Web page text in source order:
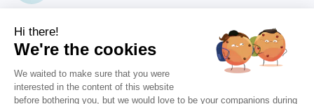
Magdalena DEVILLERS
Hi there!
We're the cookies
We waited to make sure that you were
interested in the content of this website
before bothering you, but we would love to be your companions during